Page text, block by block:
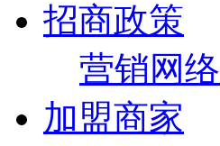
招商政策
营销网络
加盟商家